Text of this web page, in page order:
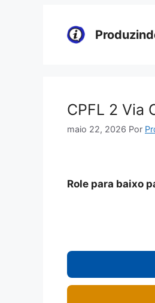
CPFL 2 Via
maio 22, 2026 Por
Role para baixo